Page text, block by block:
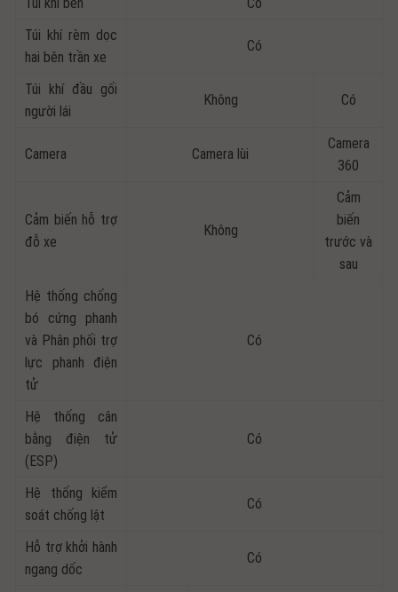
Túi khí bên
Có
Túi khí rèm dọc
hai bên trần xe
Có
Túi khí đầu gối
người lái
Không Có
Camera Camera lùi
Camera
360
Cảm biến hỗ trợ
đỗ xe
Không
Cảm
biến
trước và
sau
Hệ thống chống
bó cứng phanh
và Phân phối trợ
lực phanh điện
tử
Có
Hệ thống cân
bằng điện tử
(ESP)
Có
Hệ thống kiểm
soát chống lật
Có
Hỗ trợ khởi hành
ngang dốc
Có